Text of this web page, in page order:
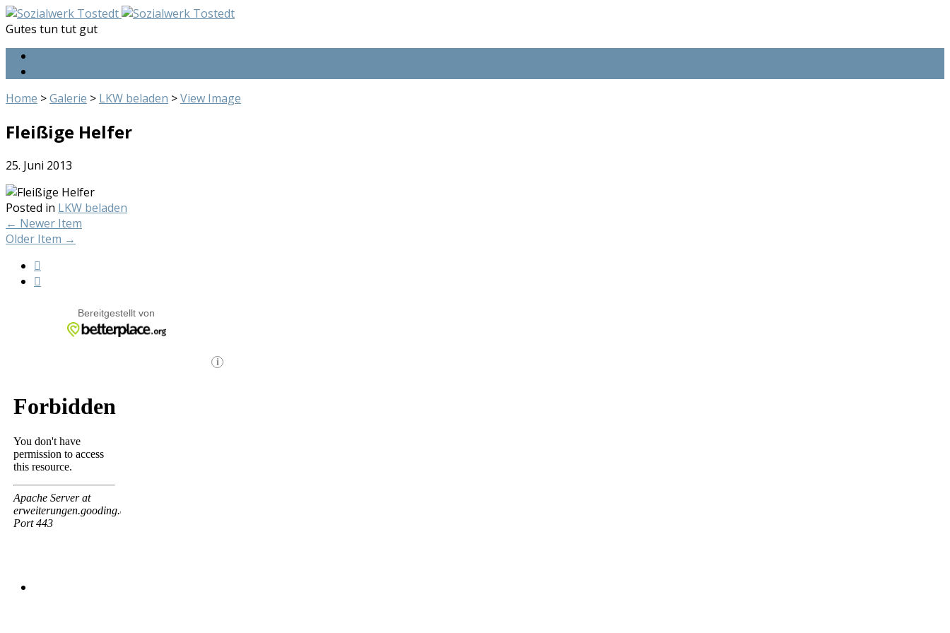
Gutes tun tut gut
Home >Galerie > LKW beladen >View Image
Fleißige Helfer
25. Juni 2013
Posted in LKW beladen
← Newer Item
Older Item →